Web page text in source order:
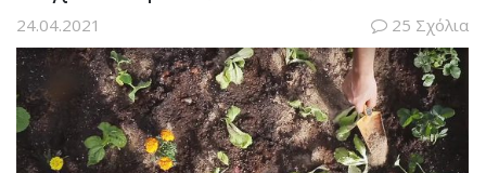
24.04.2021 25 Σχόλια